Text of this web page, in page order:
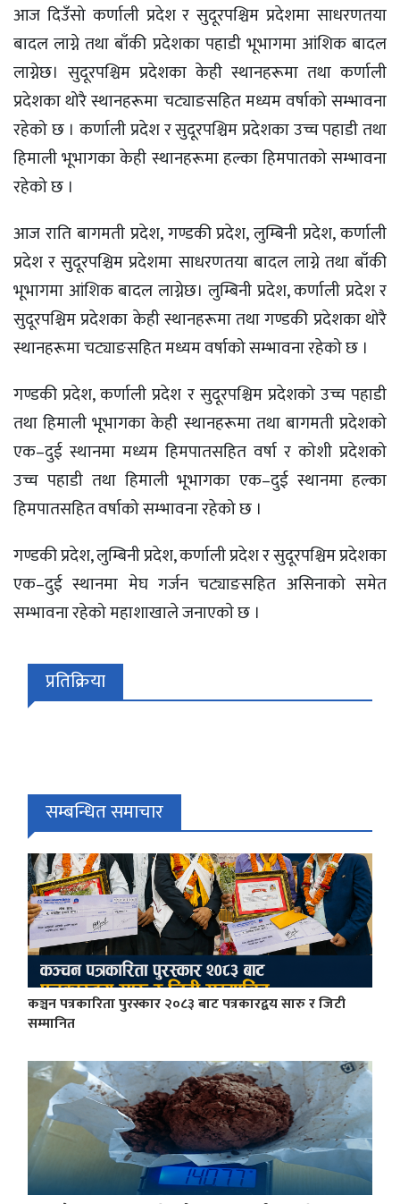
आज दिउँसो कर्णाली प्रदेश र सुदूरपश्चिम प्रदेशमा साधरणतया
बादल लाग्ने तथा बाँकी प्रदेशका पहाडी भूभागमा आंशिक बादल
लाग्नेछ। सुदूरपश्चिम प्रदेशका केही स्थानहरूमा तथा कर्णाली
प्रदेशका थोरै स्थानहरूमा चट्याङसहित मध्यम वर्षाको सम्भावना
रहेको छ । कर्णाली प्रदेश र सुदूरपश्चिम प्रदेशका उच्च पहाडी तथा
हिमाली भूभागका केही स्थानहरूमा हल्का हिमपातको सम्भावना
रहेको छ ।
आज राति बागमती प्रदेश, गण्डकी प्रदेश, लुम्बिनी प्रदेश, कर्णाली
प्रदेश र सुदूरपश्चिम प्रदेशमा साधरणतया बादल लाग्ने तथा बाँकी
भूभागमा आंशिक बादल लाग्नेछ। लुम्बिनी प्रदेश, कर्णाली प्रदेश र
सुदूरपश्चिम प्रदेशका केही स्थानहरूमा तथा गण्डकी प्रदेशका थोरै
स्थानहरूमा चट्याङसहित मध्यम वर्षाको सम्भावना रहेको छ ।
गण्डकी प्रदेश, कर्णाली प्रदेश र सुदूरपश्चिम प्रदेशको उच्च पहाडी
तथा हिमाली भूभागका केही स्थानहरूमा तथा बागमती प्रदेशको
एक–दुई स्थानमा मध्यम हिमपातसहित वर्षा र कोशी प्रदेशको
उच्च पहाडी तथा हिमाली भूभागका एक–दुई स्थानमा हल्का
हिमपातसहित वर्षाको सम्भावना रहेको छ ।
गण्डकी प्रदेश, लुम्बिनी प्रदेश, कर्णाली प्रदेश र सुदूरपश्चिम प्रदेशका
एक–दुई स्थानमा मेघ गर्जन चट्याङसहित असिनाको समेत
सम्भावना रहेको महाशाखाले जनाएकाे छ ।
प्रतिक्रिया
सम्बन्धित समाचार
कञ्चन पत्रकारिता पुरस्कार २०८३ बाट पत्रकारद्वय सारु र जिटी
सम्मानित